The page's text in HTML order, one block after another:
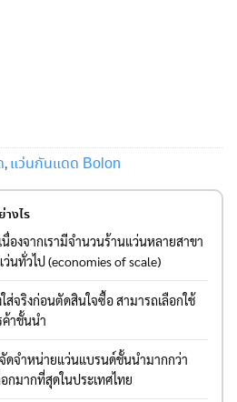
, แว่นกันแดด Bolon
งไร
องจากเรามีจำนวนร้านแว่นหลายสาขา
นทั่วไป (economies of scale)
จริงก่อนตัดสินใจซื้อ สามารถเลือกใช้
าชั้นนำ
ดจำหน่ายแว่นแบรนด์ชั้นนำมากกว่า
กมากที่สุดในประเทศไทย